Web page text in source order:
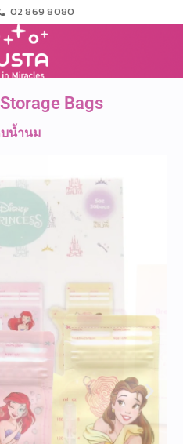
02 869 8080
Bags
บน้ำนม